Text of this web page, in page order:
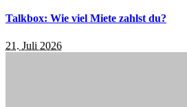
Talkbox: Wie viel Miete zahlst du?
21. Juli 2026